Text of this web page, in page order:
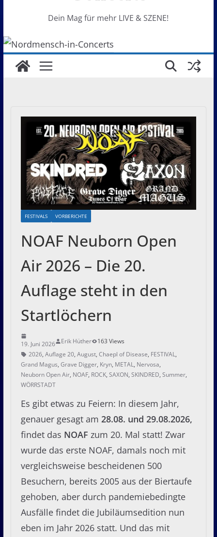
Dein Mag für mehr LIVE & SZENE!
FESTIVALS VORBERICHTE
NOAF Neuborn Open
Air 2026 – Die 20.
Auflage steht in den
Startlöchern
19. Juni 2026 Erik Hüther
163 Views
2026, Auflage 20, August, Chaepl of Disease, FESTIVAL,
Grand Magus, Grave Digger, Kryn, METAL, Nervosa,
Neuborn Open Air, NOAF, ROCK, SAXON, SKINDRED, Summer,
WÖRRSTADT
Es gibt etwas zu Feiern: In diesem Jahr,
genauer gesagt am 28.08. und 29.08.2026,
findet das NOAF zum 20. Mal statt! Zwar
wurde das erste NOAF, damals noch mit
vergleichsweise bescheidenen 500
Besuchern, bereits 2005 aus der Biertaufe
gehoben, aber durch pandemiebedingte
Ausfälle findet die Jubiläumsedition nun
eben im Jahr 2026 statt. Und das mit